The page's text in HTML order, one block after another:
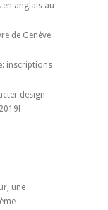
anglais au
de Genève
inscriptions
design
une